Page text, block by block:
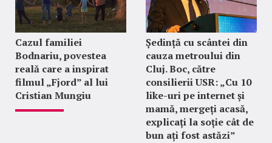
Cazul familiei
Bodnariu, povestea
reală care a inspirat
filmul „Fjord” al lui
Cristian Mungiu
Ședință cu scântei din
cauza metroului din
Cluj. Boc, către
consilierii USR: „Cu 10
like-uri pe internet și
mamă, mergeți acasă,
explicați la soție cât de
bun ați fost astăzi”